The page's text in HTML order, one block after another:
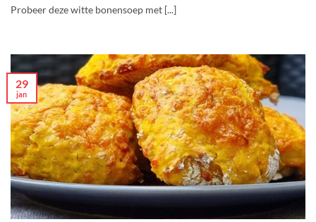
Probeer deze witte bonensoep met [...]
29
jan